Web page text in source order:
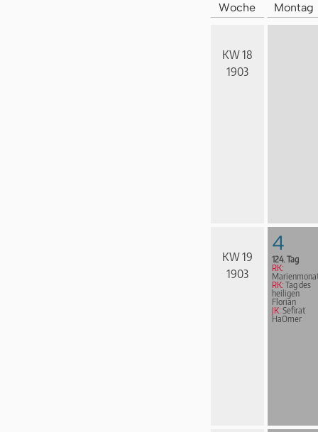
Woche Montag
KW 18
1903
KW 19
1903
4
124. Tag
RK:
RK: Tag des
heiligen
Florian
JK: Sefirat
HaOmer